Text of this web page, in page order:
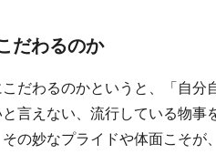
だわるのか
だわるのかというと、「自分
言えない、流行している物事
の妙なプライドや体面こそ